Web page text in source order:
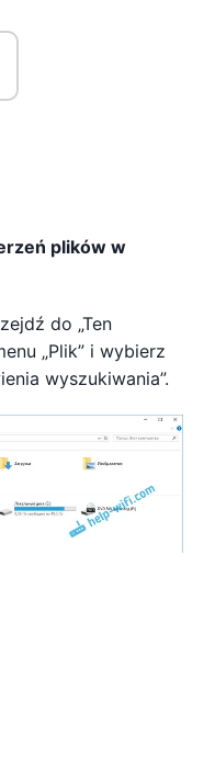
plików w
do „Ten
„Plik” i wybierz
wyszukiwania”.